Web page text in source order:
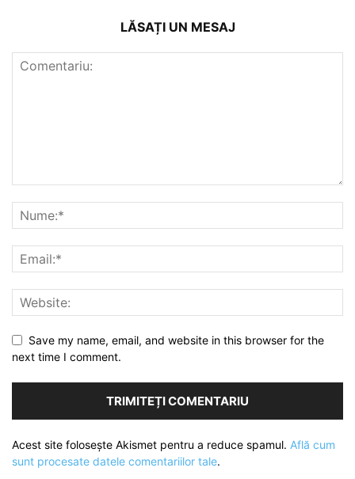
LĂSAȚI UN MESAJ
Save my name, email, and website in this browser for the
next time I comment.
Acest site folosește Akismet pentru a reduce spamul. Află cum
sunt procesate datele comentariilor tale.